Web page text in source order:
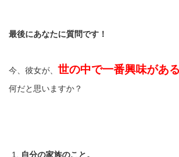
最後にあなたに質問です！
今、彼女が、 世の中で一番興味があ
何だと思いますか？
自分の家族のこと。